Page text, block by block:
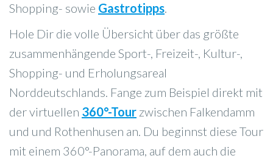
Shopping- sowie Gastrotipps.
Hole Dir die volle Übersicht über das größte
zusammenhängende Sport-, Freizeit-, Kultur-,
Shopping- und Erholungsareal
Norddeutschlands. Fange zum Beispiel direkt mit
der virtuellen 360°-Tour zwischen Falkendamm
und und Rothenhusen an. Du beginnst diese Tour
mit einem 360°-Panorama, auf dem auch die